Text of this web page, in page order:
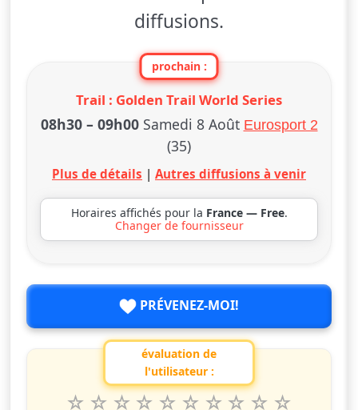
diffusions.
prochain :
Trail : Golden Trail World Series
08h30– 09h00 Samedi 8 Août Eurosport 2
(35)
Plus de détails | Autres diffusions à venir
Horaires affichés pour la France — Free.
Changer de fournisseur
PRÉVENEZ-MOI!
évaluation de
l'utilisateur :
questo spettacolo da 1 a 10 étoiles
10
9
8
7
6
5
4
3
2